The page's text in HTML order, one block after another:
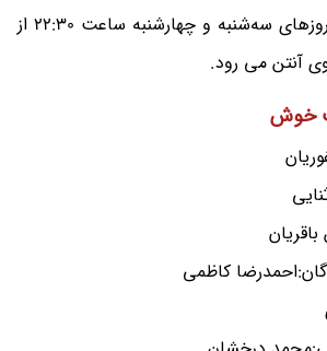
آغاز کند و هر هفته روزهای سه‌شنبه و چهارشنبه ساعت 22:30 از
آنتن می رود.
خوش
کاظمی